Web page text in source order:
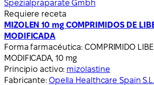
Spezialpräparate Gmbh
Requiere receta
MIZOLEN 10 mg COMPRIMIDOS DE
MODIFICADA
Forma farmacéutica: COMPRIMIDO
MODIFICADA, 10 mg
Principio activo: mizolastine
Fabricante: Opella Healthcare Spain S.L.